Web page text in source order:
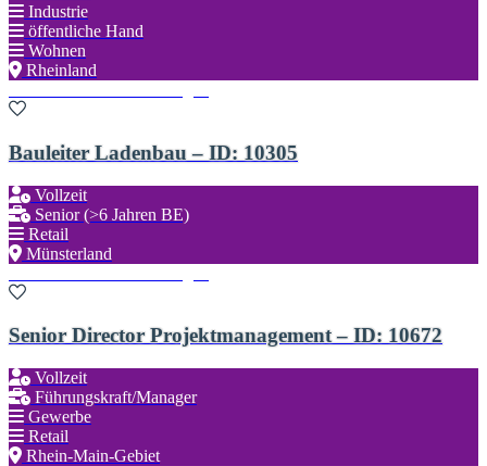
Industrie
öffentliche Hand
Wohnen
Rheinland
Bauleiter Ladenbau – ID: 10305
Vollzeit
Senior (>6 Jahren BE)
Retail
Münsterland
Senior Director Projektmanagement – ID: 10672
Vollzeit
Führungskraft/Manager
Gewerbe
Retail
Rhein-Main-Gebiet